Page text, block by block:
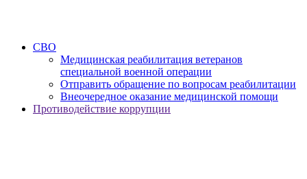
СВО
Медицинская реабилитация ветеранов
специальной военной операции
Отправить обращение по вопросам реабилитации
Внеочередное оказание медицинской помощи
Противодействие коррупции